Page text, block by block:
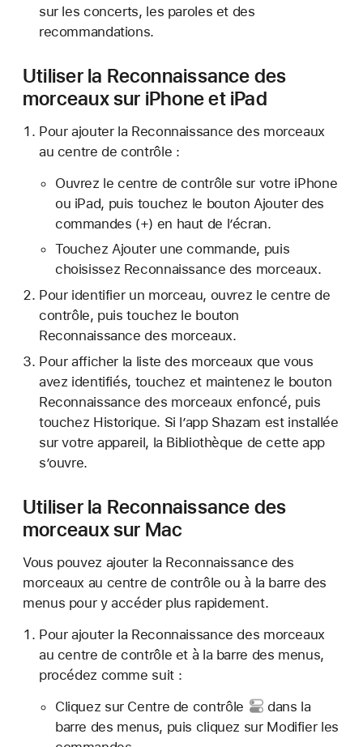
sur les concerts, les paroles et des
recommandations.
Utiliser la Reconnaissance des
morceaux sur iPhone et iPad
Pour ajouter la Reconnaissance des morceaux
au centre de contrôle :
Ouvrez le centre de contrôle sur votre iPhone
ou iPad, puis touchez le bouton Ajouter des
commandes (+) en haut de l’écran.
Touchez Ajouter une commande, puis
choisissez Reconnaissance des morceaux.
Pour identifier un morceau, ouvrez le centre de
contrôle, puis touchez le bouton
Reconnaissance des morceaux.
Pour afficher la liste des morceaux que vous
avez identifiés, touchez et maintenez le bouton
Reconnaissance des morceaux enfoncé, puis
touchez Historique. Si l’app Shazam est installée
sur votre appareil, la Bibliothèque de cette app
s’ouvre.
Utiliser la Reconnaissance des
morceaux sur Mac
Vous pouvez ajouter la Reconnaissance des
morceaux au centre de contrôle ou à la barre des
menus pour y accéder plus rapidement.
Pour ajouter la Reconnaissance des morceaux
au centre de contrôle et à la barre des menus,
procédez comme suit :
Cliquez sur Centre de contrôle
dans la
barre des menus, puis cliquez sur Modifier les